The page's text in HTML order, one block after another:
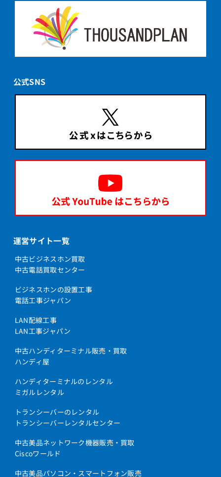
公式SNS
運営サイト一覧
中古ビジネスホン買取
中古電話買取センター
ビジネスホンの設置工事
電話工事ジャパン
LAN配線工事
LAN工事ジャパン
中古ハンディターミナル販売・買取
ハンディ屋
ハンディターミナルのレンタル
ミガルレンタル
トランシーバーのレンタル
トランシーバーレンタルセンター
中古美品ネットワーク機器販売・買取
Ciscoワールド
中古美品パソコン・スマートフォン販売